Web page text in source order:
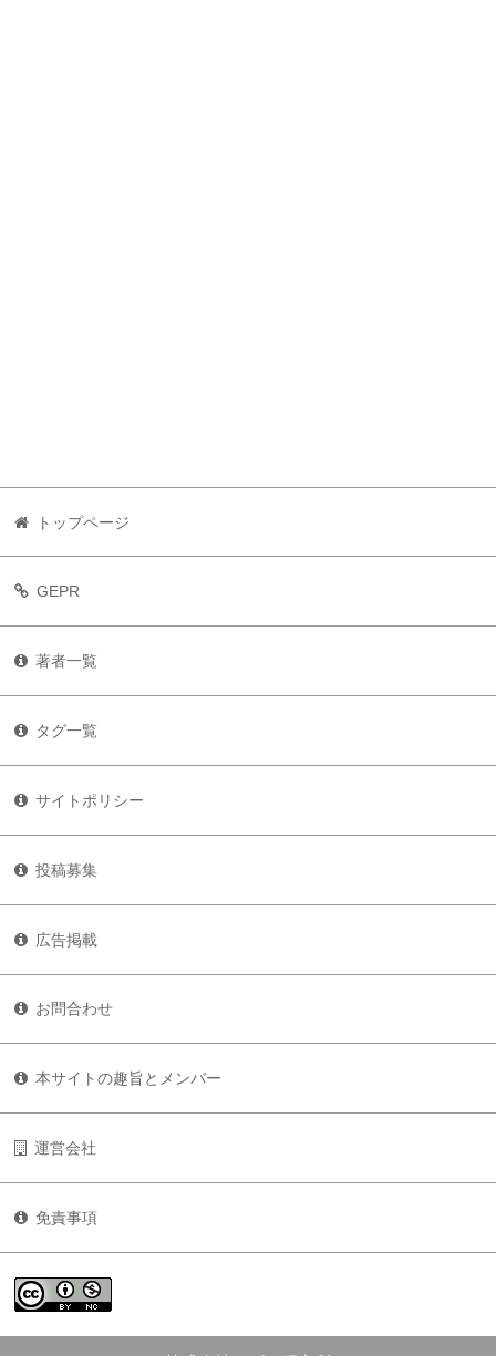
トップページ
GEPR
著者一覧
タグ一覧
サイトポリシー
投稿募集
広告掲載
お問合わせ
本サイトの趣旨とメンバー
運営会社
免責事項